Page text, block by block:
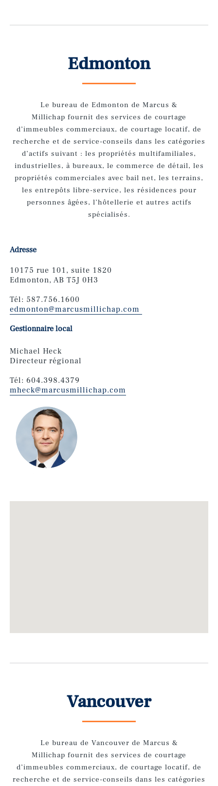
Edmonton
Le bureau de Edmonton de Marcus &
Millichap fournit des services de courtage
d’immeubles commerciaux, de courtage locatif, de
recherche et de service-conseils dans les catégories
d’actifs suivant : les propriétés multifamiliales,
industrielles, à bureaux, le commerce de détail, les
propriétés commerciales avec bail net, les terrains,
les entrepôts libre-service, les résidences pour
personnes âgées, l’hôtellerie et autres actifs
spécialisés.
Adresse
10175 rue 101, suite 1820
Edmonton, AB T5J 0H3
Tél: 587.756.1600
edmonton@marcusmillichap.com
Gestionnaire local
Michael Heck
Directeur régional
Tél: 604.398.4379
mheck@marcusmillichap.com
Vancouver
Le bureau de Vancouver de Marcus &
Millichap fournit des services de courtage
d’immeubles commerciaux, de courtage locatif, de
recherche et de service-conseils dans les catégories